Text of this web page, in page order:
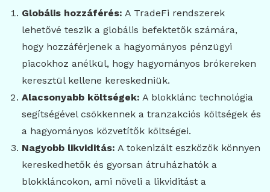
Globális hozzáférés: A TradeFi rendszerek
lehetővé teszik a globális befektetők számára,
hogy hozzáférjenek a hagyományos pénzügyi
piacokhoz anélkül, hogy hagyományos brókereken
keresztül kellene kereskedniük.
Alacsonyabb költségek: A blokklánc technológia
segítségével csökkennek a tranzakciós költségek és
a hagyományos közvetítők költségei.
Nagyobb likviditás: A tokenizált eszközök könnyen
kereskedhetők és gyorsan átruházhatók a
blokkláncokon, ami növeli a likviditást a